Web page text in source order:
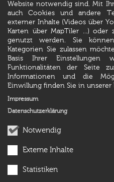
Website notwendig sind. Mit
auch Cookies und andere
externer Inhalte (Videos über
Karten über MapTiler ...) oder
genutzt werden. Sie
Kategorien Sie zulassen
Basis Ihrer Einstellungen
Funktionalitäten der Seite
Informationen und die
Einwillung finden Sie in unserer
Notwendig
Externe Inhalte
Statistiken
Impressum
Datenschutzerklärung